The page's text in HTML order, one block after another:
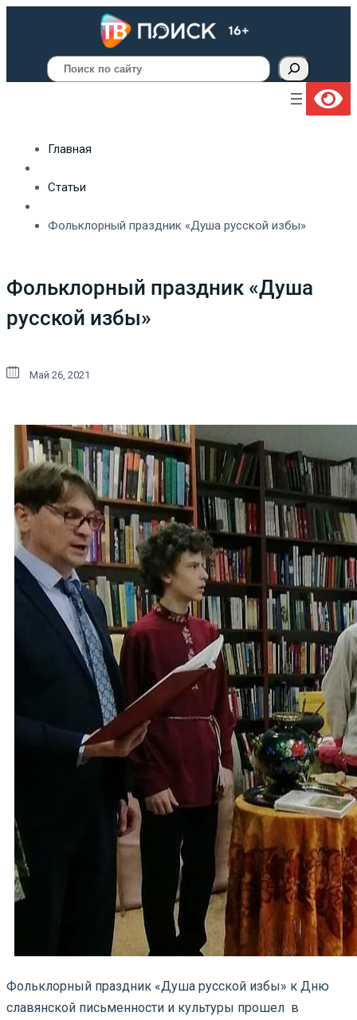
Поиск
Главная
Статьи
Фольклорный праздник «Душа русской избы»
Фольклорный праздник «Душа
русской избы»
Май 26, 2021
Фольклорный праздник «Душа русской избы» к Дню
славянской письменности и культуры прошел в